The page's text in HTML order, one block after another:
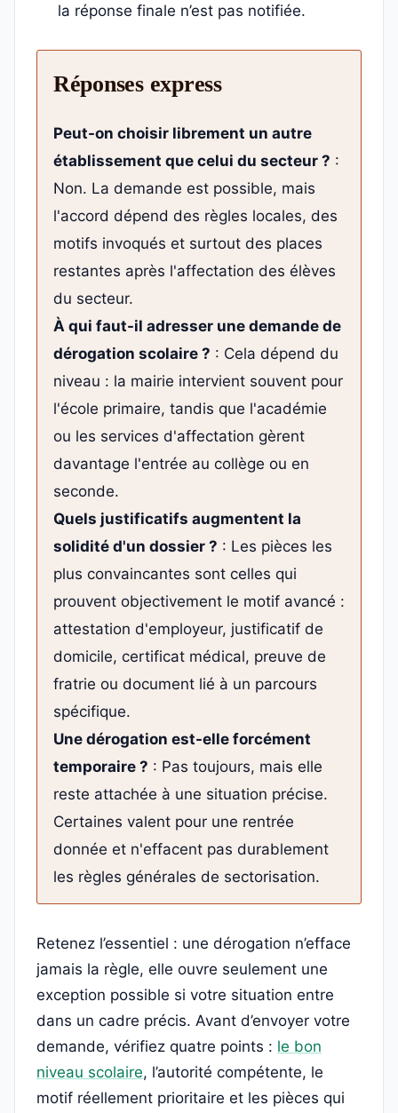
la réponse finale n’est pas notifiée.
Réponses express
Peut-on choisir librement un autre
établissement que celui du secteur ? :
Non. La demande est possible, mais
l'accord dépend des règles locales, des
motifs invoqués et surtout des places
restantes après l'affectation des élèves
du secteur.
À qui faut-il adresser une demande de
dérogation scolaire ? : Cela dépend du
niveau : la mairie intervient souvent pour
l'école primaire, tandis que l'académie
ou les services d'affectation gèrent
davantage l'entrée au collège ou en
seconde.
Quels justificatifs augmentent la
solidité d'un dossier ? : Les pièces les
plus convaincantes sont celles qui
prouvent objectivement le motif avancé :
attestation d'employeur, justificatif de
domicile, certificat médical, preuve de
fratrie ou document lié à un parcours
spécifique.
Une dérogation est-elle forcément
temporaire ? : Pas toujours, mais elle
reste attachée à une situation précise.
Certaines valent pour une rentrée
donnée et n'effacent pas durablement
les règles générales de sectorisation.
Retenez l’essentiel : une dérogation n’efface
jamais la règle, elle ouvre seulement une
exception possible si votre situation entre
dans un cadre précis. Avant d’envoyer votre
demande, vérifiez quatre points : le bon
niveau scolaire, l’autorité compétente, le
motif réellement prioritaire et les pièces qui